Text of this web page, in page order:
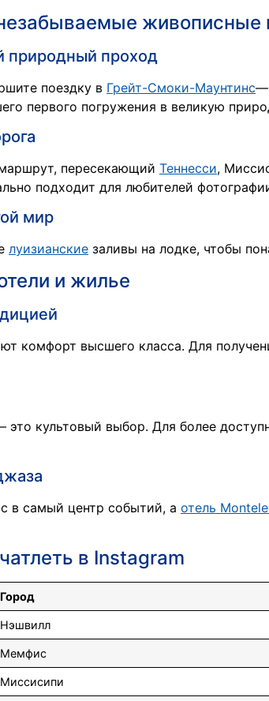
природный проход
поездку в Грейт-Смоки-Маунтинс—
первого погружения в великую
пересекающий Теннесси,
подходит для любителей
мир
луизианские заливы на лодке, чтобы
и жилье
комфорт высшего класса. Для
культовый выбор. Для более
в самый центр событий, а отель
в Instagram
Город
Нэшвилл
Мемфис
Миссисипи